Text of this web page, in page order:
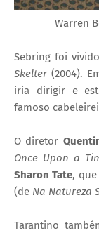
Warren
Sebring foi
Skelter (2004).
iria dirigir e
famoso
O diretor
Once Upon a
Sharon Tate, que
(de Na Natureza
Tarantino